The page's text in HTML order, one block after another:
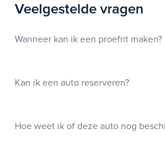
Veelgestelde vragen
Wanneer kan ik een proefrit maken?
Kan ik een auto reserveren?
Hoe weet ik of deze auto nog